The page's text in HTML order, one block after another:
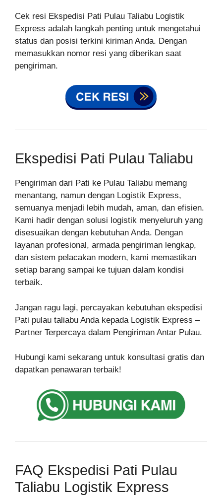
Cek resi Ekspedisi Pati Pulau Taliabu Logistik
Express adalah langkah penting untuk mengetahui
status dan posisi terkini kiriman Anda. Dengan
memasukkan nomor resi yang diberikan saat
pengiriman.
Ekspedisi Pati Pulau Taliabu
Pengiriman dari Pati ke Pulau Taliabu memang
menantang, namun dengan Logistik Express,
semuanya menjadi lebih mudah, aman, dan efisien.
Kami hadir dengan solusi logistik menyeluruh yang
disesuaikan dengan kebutuhan Anda. Dengan
layanan profesional, armada pengiriman lengkap,
dan sistem pelacakan modern, kami memastikan
setiap barang sampai ke tujuan dalam kondisi
terbaik.
Jangan ragu lagi, percayakan kebutuhan ekspedisi
Pati pulau taliabu Anda kepada Logistik Express –
Partner Terpercaya dalam Pengiriman Antar Pulau.
Hubungi kami sekarang untuk konsultasi gratis dan
dapatkan penawaran terbaik!
FAQ Ekspedisi Pati Pulau
Taliabu Logistik Express